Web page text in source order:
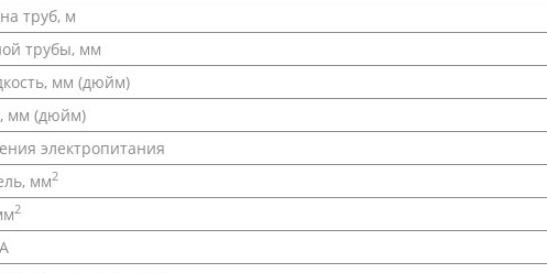
труб, м
трубы, мм
мм (дюйм)
мм (дюйм)
электропитания
мм2
2